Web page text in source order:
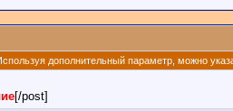
дополнительный параметр, можно
[/post]